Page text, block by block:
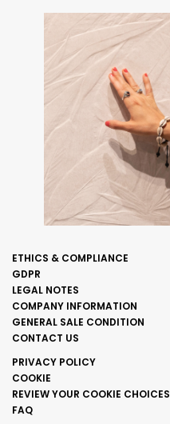
ETHICS & COMPLIANCE
GDPR
LEGAL NOTES
COMPANY INFORMATION
GENERAL SALE CONDITION
CONTACT US
PRIVACY POLICY
COOKIE
REVIEW YOUR COOKIE CHOICES
FAQ